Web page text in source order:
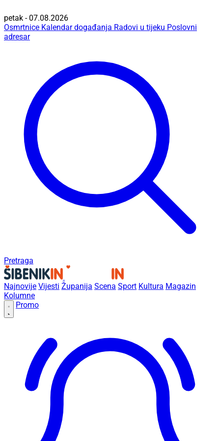
petak - 07.08.2026
Osmrtnice Kalendar događanja Radovi u tijeku Poslovni
adresar
Pretraga
Najnovije Vijesti Županija Scena Sport Kultura Magazin
Kolumne
Promo